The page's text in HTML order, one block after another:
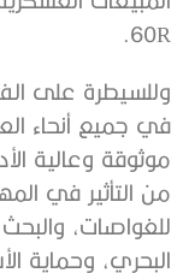
60R.
وللسيطرة على
في جميع أنحاء
موثوقة وعالية
من التأثير في
للغواصات،
البحري، وحماية